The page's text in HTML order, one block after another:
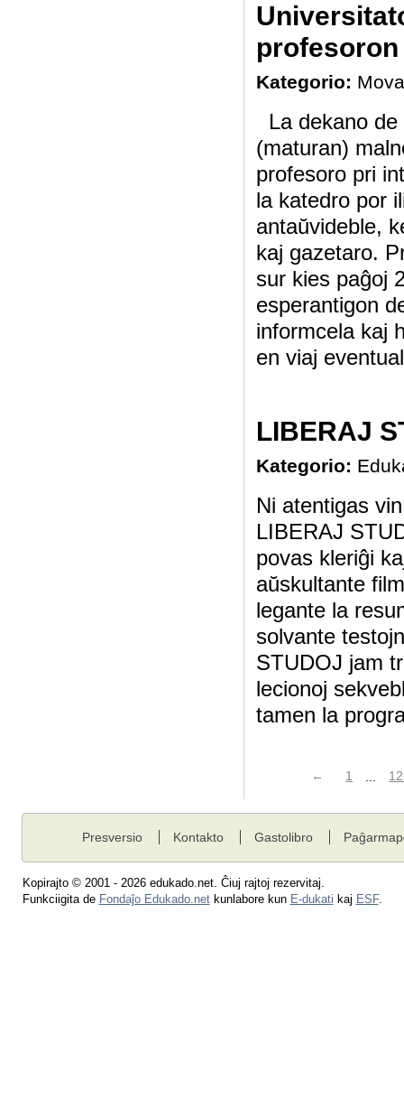
Kategorio:
La dekano
(maturan)
profesoro pri
la katedro por
antaŭvideble,
kaj gazetaro.
sur kies paĝoj
esperantigon
informcela kaj
en viaj
LIBERAJ
Kategorio:
Ni atentigas
LIBERAJ
povas kleriĝi
aŭskultante
legante la
solvante
STUDOJ jam
lecionoj
tamen la
← 1
Presversio Kontakto Gastolibro
Kopirajto © 2001 - 2026 edukado.net. Ĉiuj rajtoj rezervitaj.
Funkciigita de Fondaĵo Edukado.netkunlabore kun E-dukati kaj ESF.